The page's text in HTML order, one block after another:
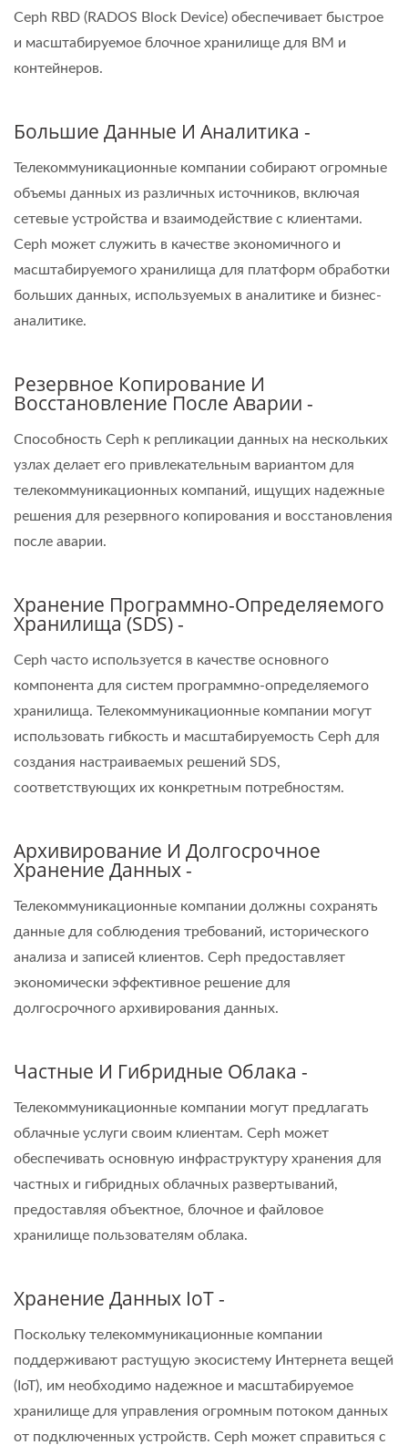
Ceph RBD (RADOS Block Device) обеспечивает быстрое
и масштабируемое блочное хранилище для ВМ и
контейнеров.
Большие Данные И Аналитика -
Телекоммуникационные компании собирают огромные
объемы данных из различных источников, включая
сетевые устройства и взаимодействие с клиентами.
Ceph может служить в качестве экономичного и
масштабируемого хранилища для платформ обработки
больших данных, используемых в аналитике и бизнес-
аналитике.
Резервное Копирование И
Восстановление После Аварии -
Способность Ceph к репликации данных на нескольких
узлах делает его привлекательным вариантом для
телекоммуникационных компаний, ищущих надежные
решения для резервного копирования и восстановления
после аварии.
Хранение Программно-Определяемого
Хранилища (SDS) -
Ceph часто используется в качестве основного
компонента для систем программно-определяемого
хранилища. Телекоммуникационные компании могут
использовать гибкость и масштабируемость Ceph для
создания настраиваемых решений SDS,
соответствующих их конкретным потребностям.
Архивирование И Долгосрочное
Хранение Данных -
Телекоммуникационные компании должны сохранять
данные для соблюдения требований, исторического
анализа и записей клиентов. Ceph предоставляет
экономически эффективное решение для
долгосрочного архивирования данных.
Частные И Гибридные Облака -
Телекоммуникационные компании могут предлагать
облачные услуги своим клиентам. Ceph может
обеспечивать основную инфраструктуру хранения для
частных и гибридных облачных развертываний,
предоставляя объектное, блочное и файловое
хранилище пользователям облака.
Хранение Данных IoT -
Поскольку телекоммуникационные компании
поддерживают растущую экосистему Интернета вещей
(IoT), им необходимо надежное и масштабируемое
хранилище для управления огромным потоком данных
от подключенных устройств. Ceph может справиться с